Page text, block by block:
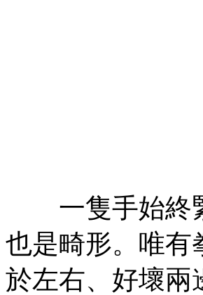
一隻手始終緊
也是畸形。唯有
於左右、好壞兩